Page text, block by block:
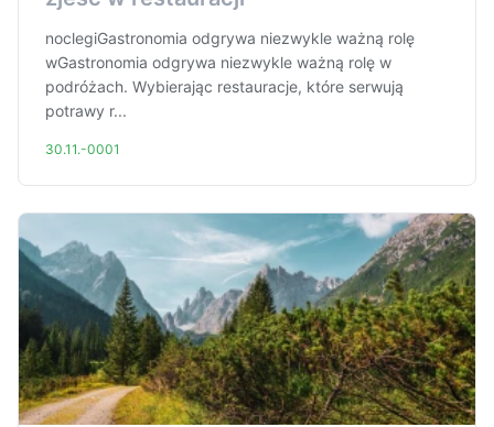
noclegiGastronomia odgrywa niezwykle ważną rolę
wGastronomia odgrywa niezwykle ważną rolę w
podróżach. Wybierając restauracje, które serwują
potrawy r...
30.11.-0001